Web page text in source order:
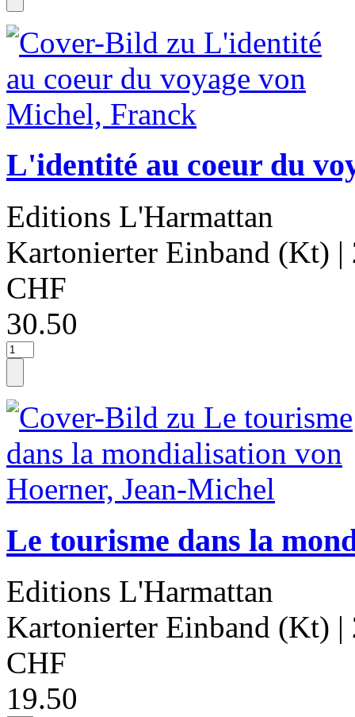
L'identité au coeur du
Editions L'Harmattan
Kartonierter Einband (Kt) |
CHF
30.50
Le tourisme dans la
Editions L'Harmattan
Kartonierter Einband (Kt) |
CHF
19.50